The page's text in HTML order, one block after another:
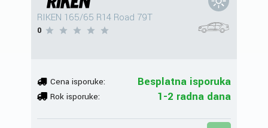
RIKEN 165/65 R14 Road 79T
0
Cena isporuke: Besplatna isporuka
Rok isporuke: 1-2 radna dana